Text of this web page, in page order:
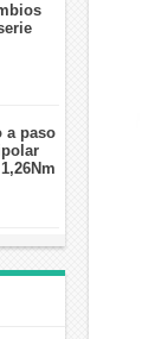
motor
a paso
4